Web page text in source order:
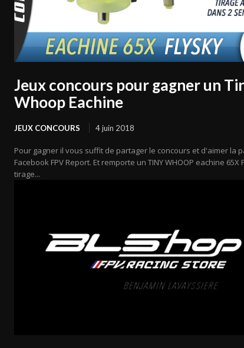
Jeux concours pour gagner un
Whoop Eachine
JEUX CONCOURS 4 juin 2018
Pour gagner il vous suffit de partager le concours et d'aimer la
Facebook FPV Report. Et remporte un TINY WHOOP eachine 65X
tirage...